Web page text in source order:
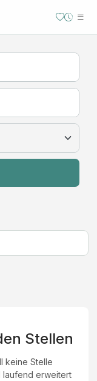
Stellen
keine Stelle
laufend erweitert